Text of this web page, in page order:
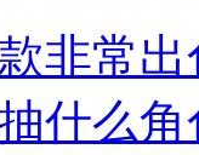
非常
什么